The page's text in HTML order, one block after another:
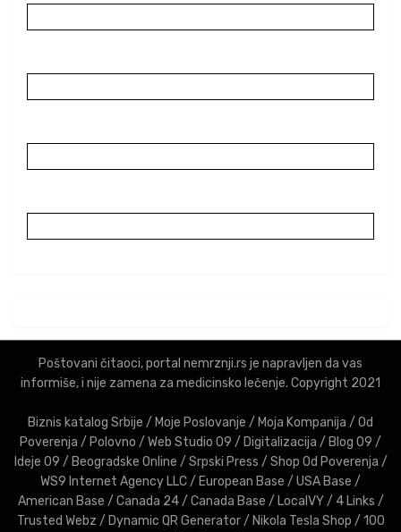
Poštovani čitaoci, portal nemrznji.rs je napravljen da vas
informiše, i nije zamena za medicinsko lečenje. Copyright 2021
Biznis katalog Srbije / Moje Poslovanje / Moja Kompanija / Od
Poverenja / Polovno / Web Studio 09 / Digitalizacija / Blog 09 /
Ideje 09 / Beogradske Online / Srpski Press / Shop Od Poverenja /
WS9 Internet Agency LLC/ European Base / USA Base /
American Base / Canada 24/ Canada Base / LocalVY/ 4 Links /
Trusted Webz / Dynamic QR Generator/ Nikola Tesla Shop / 100